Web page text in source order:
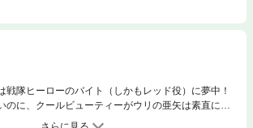
戦隊ヒーローのバイト（しかもレッド役）に夢中！
のに、クールビューティーがウリの亜矢は素直に好
表題作のほか、元気でカワイイ５つのラブがぎゅぎ